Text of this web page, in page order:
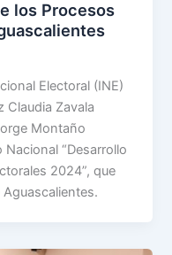
los Procesos
Electoral (INE)
Claudia Zavala
Montaño
“Desarrollo
2024”, que